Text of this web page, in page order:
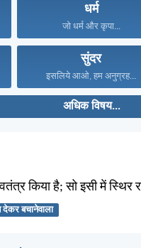
धर्म
जो धर्म और कृपा...
सुंदर
इसलिये आओ, हम अनुग्रह...
अधिक विषय...
किया है; सो इसी में
बचानेवाला